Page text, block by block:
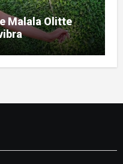
Malala Olitte